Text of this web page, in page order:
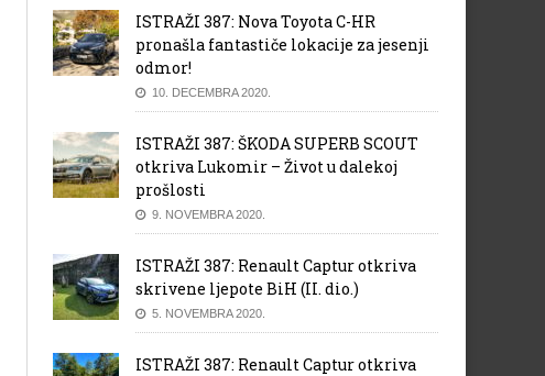
ISTRAŽI 387: Nova Toyota C-HR
pronašla fantastiče lokacije za jesenji
odmor!
10. DECEMBRA 2020.
ISTRAŽI 387: ŠKODA SUPERB SCOUT
otkriva Lukomir – Život u dalekoj
prošlosti
9. NOVEMBRA 2020.
ISTRAŽI 387: Renault Captur otkriva
skrivene ljepote BiH (II. dio.)
5. NOVEMBRA 2020.
ISTRAŽI 387: Renault Captur otkriva